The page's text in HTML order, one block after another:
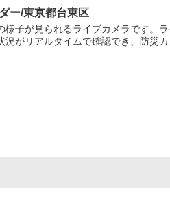
ー/東京都台東区
子が見られるライブカメラです。
がリアルタイムで確認でき、防災カ